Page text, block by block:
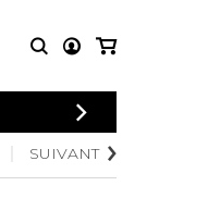
CONNEXION
SUIVANT